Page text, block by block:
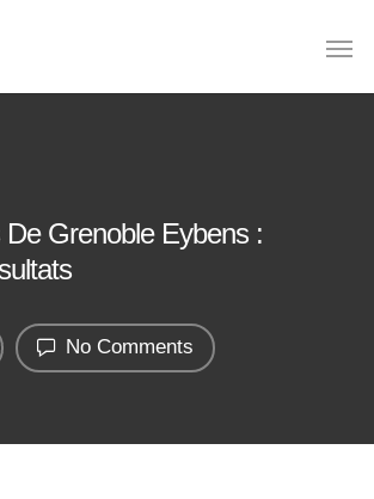
De Grenoble Eybens :
No Comments